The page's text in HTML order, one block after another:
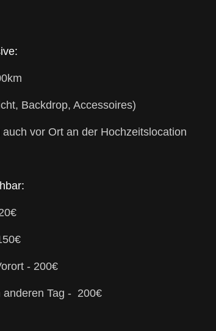
Backdrop, Accessoires)
vor Ort an der Hochzeitslocation
- 200€
anderen Tag - 200€